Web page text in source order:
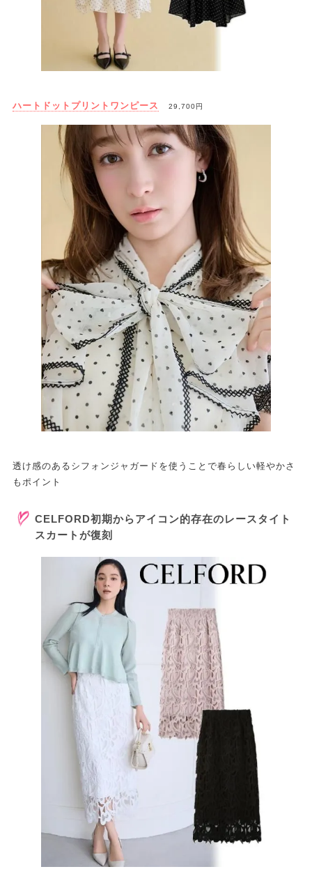
ハートドットプリントワンピース 29,700円
透け感のあるシフォンジャガードを使うことで春らしい軽やかさ
もポイント
CELFORD初期からアイコン的存在のレースタイト
スカートが復刻